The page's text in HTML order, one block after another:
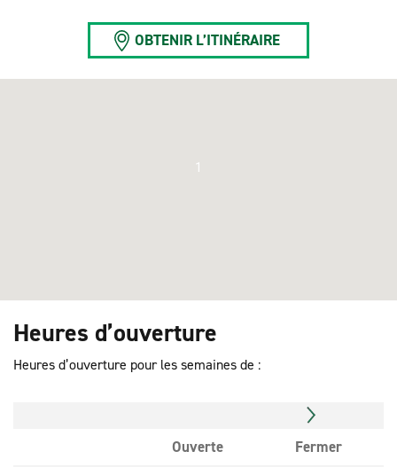
OBTENIR L’ITINÉRAIRE
1
Heures d’ouverture
Heures d’ouverture pour les semaines de :
Ouverte
Fermer